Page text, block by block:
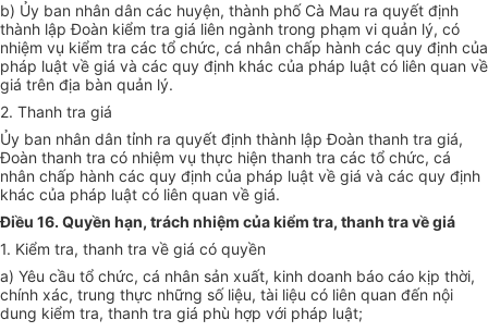
b) Ủy ban nhân dân các huyện, thành phố Cà Mau ra quyết định
thành lập Đoàn kiểm tra giá liên ngành trong phạm vi quản lý, có
nhiệm vụ kiểm tra các tổ chức, cá nhân chấp hành các quy định của
pháp luật về giá và các quy định khác của pháp luật có liên quan về
giá trên địa bàn quản lý.
2. Thanh tra giá
Ủy ban nhân dân tỉnh ra quyết định thành lập Đoàn thanh tra giá,
Đoàn thanh tra có nhiệm vụ thực hiện thanh tra các tổ chức, cá
nhân chấp hành các quy định của pháp luật về giá và các quy định
khác của pháp luật có liên quan về giá.
Điều 16. Quyền hạn, trách nhiệm của kiểm tra, thanh tra về giá
1. Kiểm tra, thanh tra về giá có quyền
a) Yêu cầu tổ chức, cá nhân sản xuất, kinh doanh báo cáo kịp thời,
chính xác, trung thực những số liệu, tài liệu có liên quan đến nội
dung kiểm tra, thanh tra giá phù hợp với pháp luật;